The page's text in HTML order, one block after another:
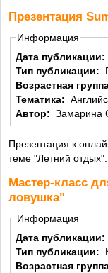
Презентация
Информация
Дата публикации:
Тип публикации:
Возрастная
Тематика:
Автор: Замарина
Презентация к
теме "Летний отдых".
Мастер-класс
ловушка"
Информация
Дата публикации:
Тип публикации:
Возрастная